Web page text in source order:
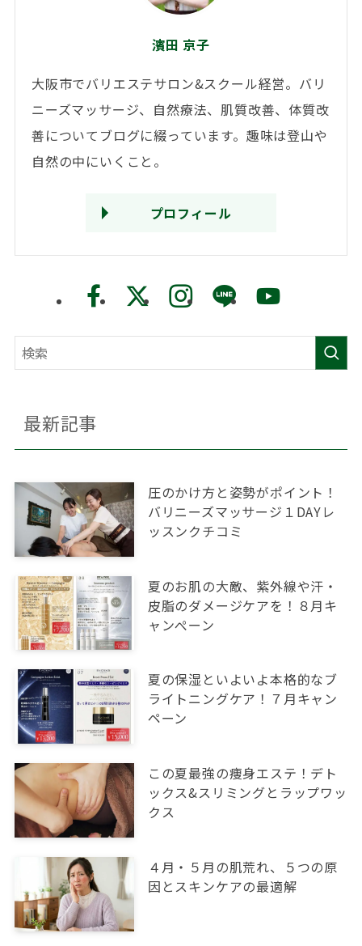
濱田 京子
大阪市でバリエステサロン&スクール経営。バリ
ニーズマッサージ、自然療法、肌質改善、体質改
善についてブログに綴っています。趣味は登山や
自然の中にいくこと。
プロフィール
最新記事
圧のかけ方と姿勢がポイント！
バリニーズマッサージ１DAYレ
ッスンクチコミ
夏のお肌の大敵、紫外線や汗・
皮脂のダメージケアを！８月キ
ャンぺーン
夏の保湿といよいよ本格的なブ
ライトニングケア！７月キャン
ペーン
この夏最強の痩身エステ！デト
ックス&スリミングとラップワッ
クス
４月・５月の肌荒れ、５つの原
因とスキンケアの最適解